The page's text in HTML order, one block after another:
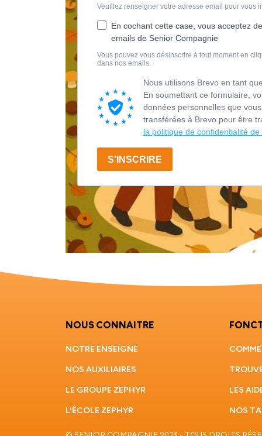
NOUS CONNAITRE
NOTRE ENSEIGNE
NOS AUXILIAIRES
LE GROUPE ZEPHYR
L'ÉCOLE ZEPHYR
LES
NOS